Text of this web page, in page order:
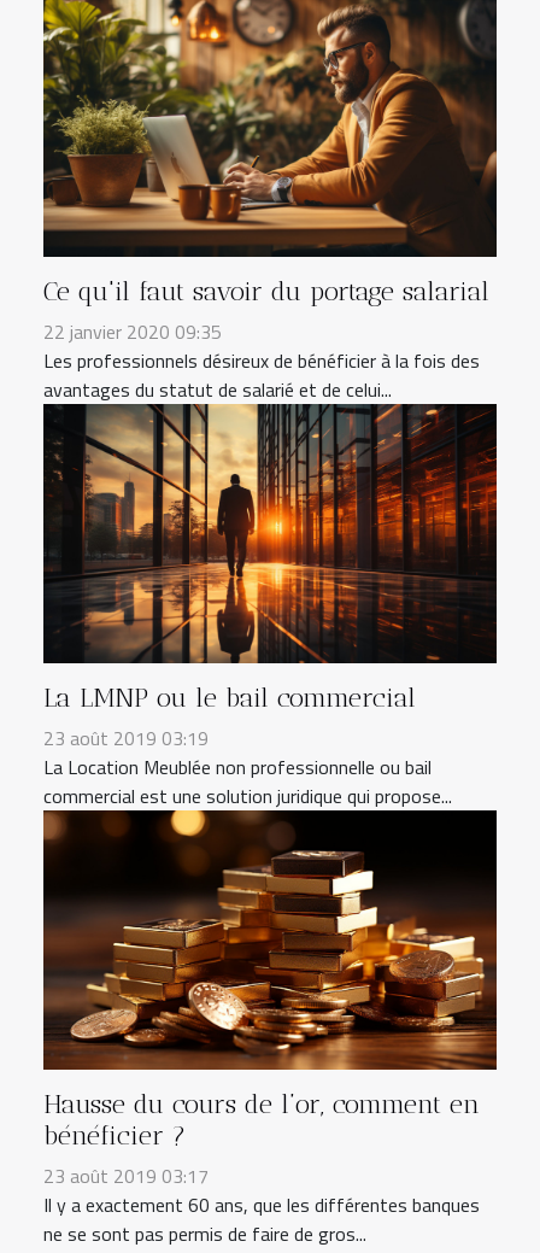
Ce qu'il faut savoir du portage salarial
22 janvier 2020 09:35
Les professionnels désireux de bénéficier à la fois des
avantages du statut de salarié et de celui...
La LMNP ou le bail commercial
23 août 2019 03:19
La Location Meublée non professionnelle ou bail
commercial est une solution juridique qui propose...
Hausse du cours de l’or, comment en
bénéficier ?
23 août 2019 03:17
Il y a exactement 60 ans, que les différentes banques
ne se sont pas permis de faire de gros...